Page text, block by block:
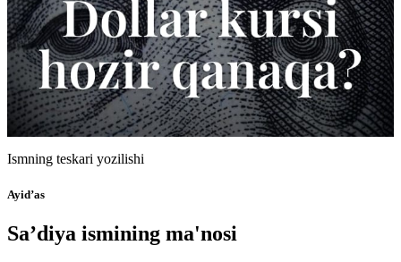
Ismning teskari yozilishi
Ayid’as
Sa’diya ismining ma'nosi